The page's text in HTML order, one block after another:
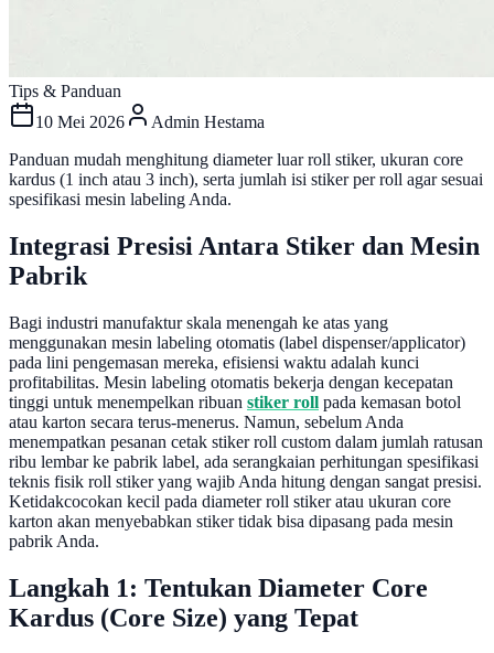
Tips & Panduan
10 Mei 2026
Admin Hestama
Panduan mudah menghitung diameter luar roll stiker, ukuran core
kardus (1 inch atau 3 inch), serta jumlah isi stiker per roll agar sesuai
spesifikasi mesin labeling Anda.
Integrasi Presisi Antara Stiker dan Mesin
Pabrik
Bagi industri manufaktur skala menengah ke atas yang
menggunakan mesin labeling otomatis (label dispenser/applicator)
pada lini pengemasan mereka, efisiensi waktu adalah kunci
profitabilitas. Mesin labeling otomatis bekerja dengan kecepatan
tinggi untuk menempelkan ribuan stiker roll pada kemasan botol
atau karton secara terus-menerus. Namun, sebelum Anda
menempatkan pesanan cetak stiker roll custom dalam jumlah ratusan
ribu lembar ke pabrik label, ada serangkaian perhitungan spesifikasi
teknis fisik roll stiker yang wajib Anda hitung dengan sangat presisi.
Ketidakcocokan kecil pada diameter roll stiker atau ukuran core
karton akan menyebabkan stiker tidak bisa dipasang pada mesin
pabrik Anda.
Langkah 1: Tentukan Diameter Core
Kardus (Core Size) yang Tepat